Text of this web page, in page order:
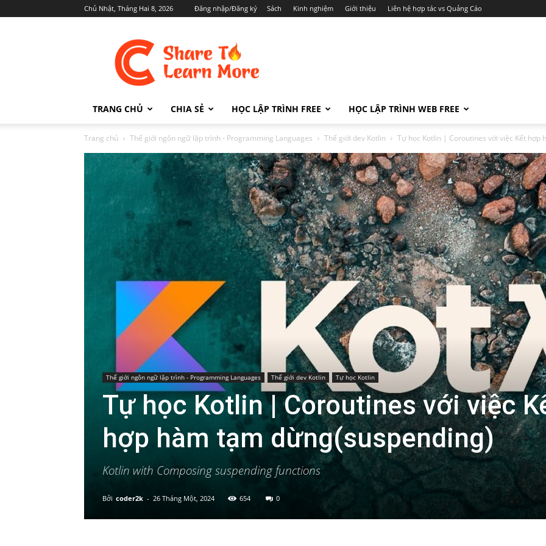
Chủ Nhật, Tháng Hai 8, 2026 Đăng nhập/Đăng ký Sách Kinh nghiệm Giới thiệu Liên hệ hợp tác vs Quảng Cáo
TRANG CHỦ CHIA SẺ HỌC LẬP TRÌNH FREE HỌC LẬP TRÌNH WEB FREE
Trang chủ Thế giới ngôn ngữ lập trình - Programming Languages Thế giới dev Kotlin Tự học Kotlin | Coroutines với việc Kết hợp
Thế giới ngôn ngữ lập trình - Programming Languages Thế giới dev Kotlin Tự học Kotlin
Tự học Kotlin | Coroutines với việc
hợp hàm tạm dừng(suspending)
Kotlin with Composing suspending functions
Bởi coder2k - 26 Tháng Một, 2024 654 0